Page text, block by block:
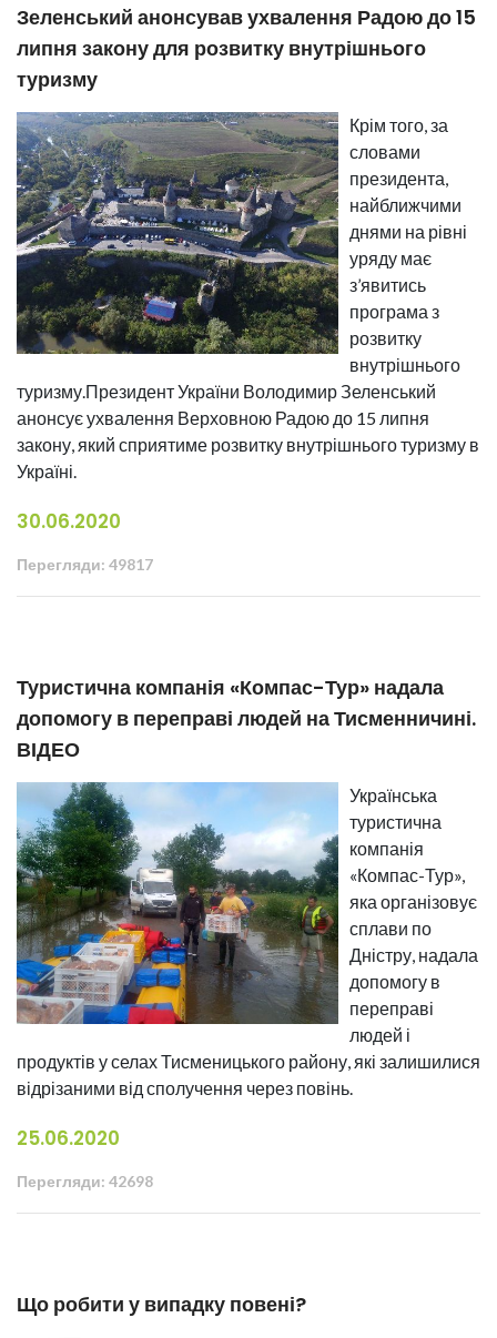
Зеленський анонсував ухвалення Радою до 15
липня закону для розвитку внутрішнього
туризму
Крім того, за
словами
президента,
найближчими
днями на рівні
уряду має
з’явитись
програма з
розвитку
внутрішнього
туризму.Президент України Володимир Зеленський
анонсує ухвалення Верховною Радою до 15 липня
закону, який сприятиме розвитку внутрішнього туризму в
Україні.
30.06.2020
Перегляди: 49817
Туристична компанія «Компас-Тур» надала
допомогу в переправі людей на Тисменничині.
ВІДЕО
Українська
туристична
компанія
«Компас-Тур»,
яка організовує
сплави по
Дністру, надала
допомогу в
переправі
людей і
продуктів у селах Тисменицького району, які залишилися
відрізаними від сполучення через повінь.
25.06.2020
Перегляди: 42698
Що робити у випадку повені?